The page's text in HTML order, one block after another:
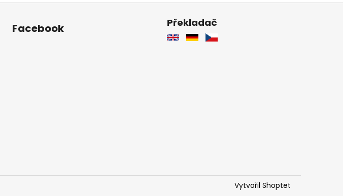
Facebook Překladač
Vytvořil Shoptet